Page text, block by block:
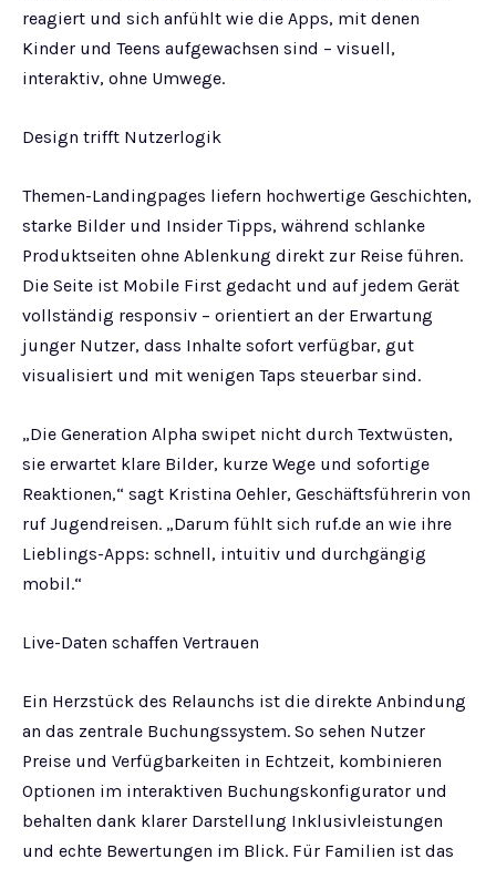
reagiert und sich anfühlt wie die Apps, mit denen
Kinder und Teens aufgewachsen sind – visuell,
interaktiv, ohne Umwege.
Design trifft Nutzerlogik
Themen-Landingpages liefern hochwertige Geschichten,
starke Bilder und Insider Tipps, während schlanke
Produktseiten ohne Ablenkung direkt zur Reise führen.
Die Seite ist Mobile First gedacht und auf jedem Gerät
vollständig responsiv – orientiert an der Erwartung
junger Nutzer, dass Inhalte sofort verfügbar, gut
visualisiert und mit wenigen Taps steuerbar sind.
„Die Generation Alpha swipet nicht durch Textwüsten,
sie erwartet klare Bilder, kurze Wege und sofortige
Reaktionen,“ sagt Kristina Oehler, Geschäftsführerin von
ruf Jugendreisen. „Darum fühlt sich ruf.de an wie ihre
Lieblings-Apps: schnell, intuitiv und durchgängig
mobil.“
Live-Daten schaffen Vertrauen
Ein Herzstück des Relaunchs ist die direkte Anbindung
an das zentrale Buchungssystem. So sehen Nutzer
Preise und Verfügbarkeiten in Echtzeit, kombinieren
Optionen im interaktiven Buchungskonfigurator und
behalten dank klarer Darstellung Inklusivleistungen
und echte Bewertungen im Blick. Für Familien ist das